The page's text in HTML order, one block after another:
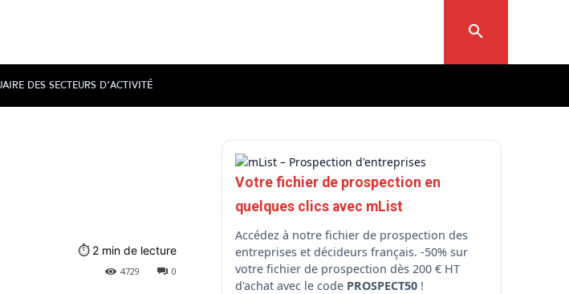
des secteurs d’activité
⏱ 2 min de lecture
0
4729
Votre fichier de prospection en
quelques clics avec mList
Accédez à notre fichier de prospection des
entreprises et décideurs français. -50% sur
votre fichier de prospection dès 200 € HT
d'achat avec le code PROSPECT50!